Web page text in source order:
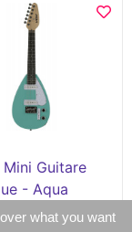
Mini Guitare
- Aqua
what you want